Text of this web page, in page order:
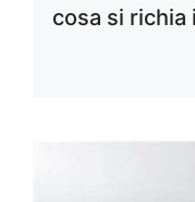
cosa si richia